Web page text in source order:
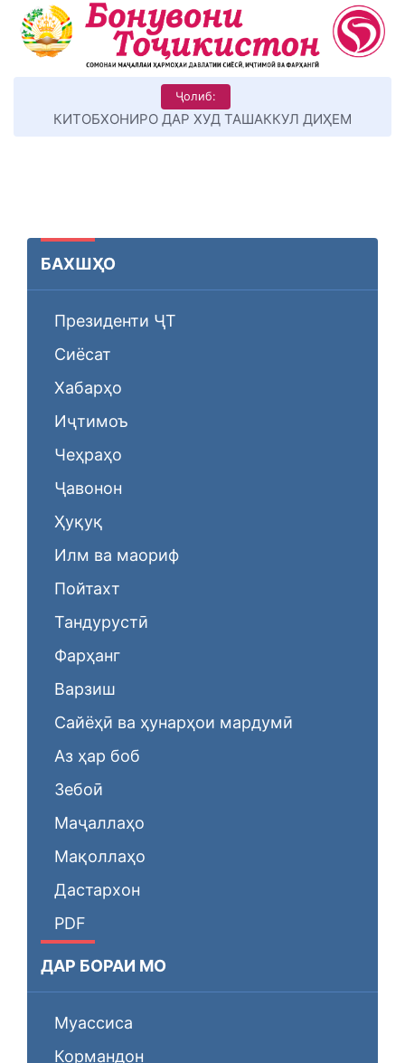
Ҷолиб:
КИТОБХОНИРО ДАР ХУД ТАШАККУЛ ДИҲЕМ
БАХШҲО
Президенти ҶТ
Сиёсат
Хабарҳо
Иҷтимоъ
Чеҳраҳо
Ҷавонон
Ҳуқуқ
Илм ва маориф
Пойтахт
Тандурустӣ
Фарҳанг
Варзиш
Сайёҳӣ ва ҳунарҳои мардумӣ
Аз ҳар боб
Зебоӣ
Маҷаллаҳо
Мақоллаҳо
Дастархон
PDF
ДАР БОРАИ МО
Муассиса
Кормандон